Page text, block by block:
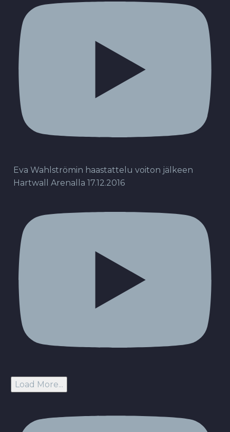
Eva Wahlströmin haastattelu voiton jälkeen
Hartwall Arenalla 17.12.2016
Load More...